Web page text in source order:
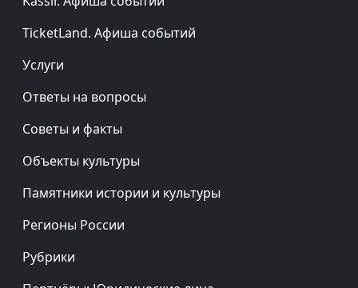
TicketLand. Афиша событий
Услуги
Ответы на вопросы
Советы и факты
Объекты культуры
Памятники истории и культуры
Регионы России
Рубрики